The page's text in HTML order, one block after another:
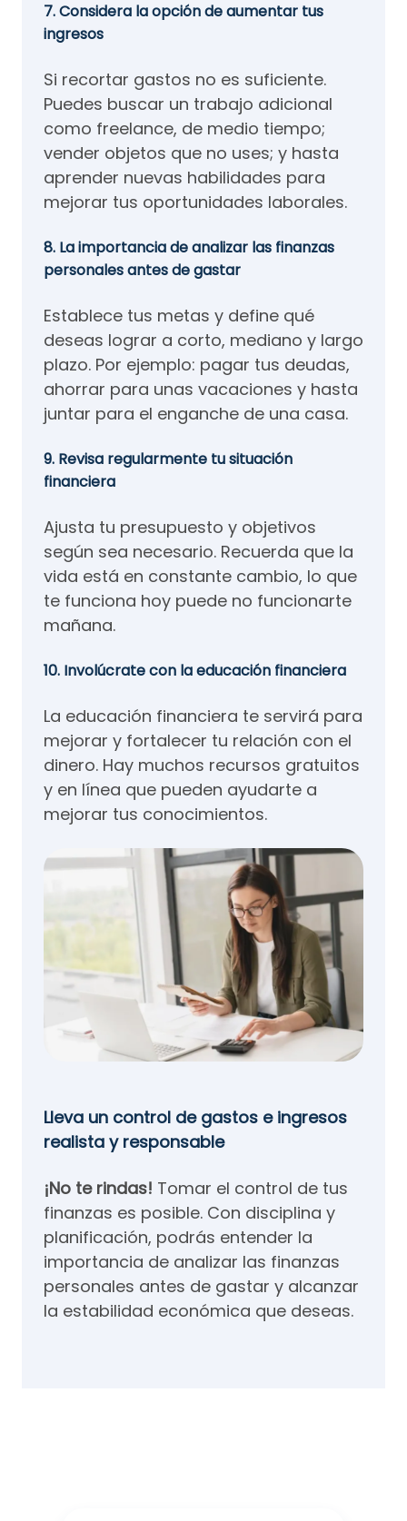
7. Considera la opción de aumentar tus
ingresos
Si recortar gastos no es suficiente.
Puedes buscar un trabajo adicional
como freelance, de medio tiempo;
vender objetos que no uses; y hasta
aprender nuevas habilidades para
mejorar tus oportunidades laborales.
8. La importancia de analizar las finanzas
personales antes de gastar
Establece tus metas y define qué
deseas lograr a corto, mediano y largo
plazo. Por ejemplo: pagar tus deudas,
ahorrar para unas vacaciones y hasta
juntar para el enganche de una casa.
9. Revisa regularmente tu situación
financiera
Ajusta tu presupuesto y objetivos
según sea necesario. Recuerda que la
vida está en constante cambio, lo que
te funciona hoy puede no funcionarte
mañana.
10. Involúcrate con la educación financiera
La educación financiera te servirá para
mejorar y fortalecer tu relación con el
dinero. Hay muchos recursos gratuitos
y en línea que pueden ayudarte a
mejorar tus conocimientos.
Lleva un control de gastos e ingresos
realista y responsable
¡No te rindas! Tomar el control de tus
finanzas es posible. Con disciplina y
planificación, podrás entender la
importancia de analizar las finanzas
personales antes de gastar y alcanzar
la estabilidad económica que deseas.